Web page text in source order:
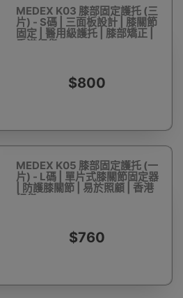
MEDEX K03 膝部固定護托 (三
片) - S碼 | 三面板設計 | 膝關節
固定 | 醫用級護托 | 膝部矯正 |
香港行貨
$800
MEDEX K05 膝部固定護托 (一
片) - L碼 | 單片式膝關節固定器
| 防護膝關節 | 易於照顧 | 香港
行貨
$760